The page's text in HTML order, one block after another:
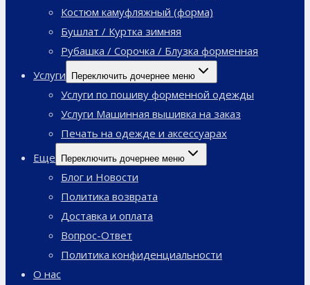
Костюм камуфляжный (форма)
Бушлат / Куртка зимняя
Рубашка / Сорочка / Блузка форменная
Услуги
Переключить дочернее меню
Услуги по пошиву форменной одежды
Услуги Машинная вышивка на заказ
Печать на одежде и аксессуарах
Еще
Переключить дочернее меню
Блог и Новости
Политика возврата
Доставка и оплата
Вопрос-Ответ
Политика конфиденциальности
О нас